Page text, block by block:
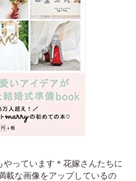
っています＊花嫁さんたちに
載な画像をアップしているの